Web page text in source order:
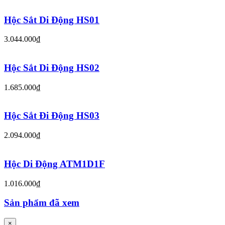
Hộc Sắt Di Động HS01
3.044.000₫
Hộc Sắt Di Động HS02
1.685.000₫
Hộc Sắt Đi Động HS03
2.094.000₫
Hộc Di Động ATM1D1F
1.016.000₫
Sản phẩm đã xem
×